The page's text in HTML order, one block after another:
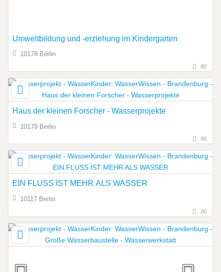
Umweltbildung und -erziehung im Kindergarten
10178 Berlin
80
Haus der kleinen Forscher - Wasserprojekte
10179 Berlin
80
EIN FLUSS IST MEHR ALS WASSER
10117 Berlin
80